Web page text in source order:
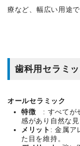
療など、幅広い用途で
歯科用セラミ
オールセラミック
特徴 : すべてが
感があり自然
メリット : 金属ア
た目を維持。